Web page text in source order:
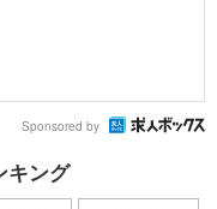
Sponsored by
キング